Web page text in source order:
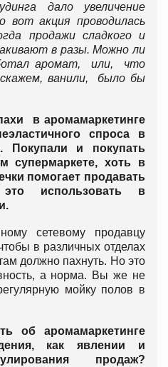
дало увеличение
вот акция проводилась
продажи сладкого и
в разы. Можно ли
аромат, или, что
скажем, ванили, было бы
в аромамаркетинге
спроса в
Покупали и покупать
супермаркете, хоть в
помогает продавать
использовать в
сетевому продавцу
в различных отделах
должно пахнуть. Но это
а норма. Вы же не
мойку полов в
об аромамаркетинге
как явлении и
продаж?